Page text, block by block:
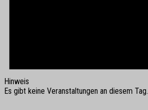
Hinweis
Es gibt keine Veranstaltungen an diesem Tag.